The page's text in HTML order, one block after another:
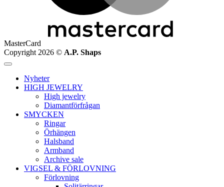
MasterCard
Copyright 2026 © A.P. Shaps
Nyheter
HIGH JEWELRY
High jewelry
Diamantförfrågan
SMYCKEN
Ringar
Örhängen
Halsband
Armband
Archive sale
VIGSEL & FÖRLOVNING
Förlovning